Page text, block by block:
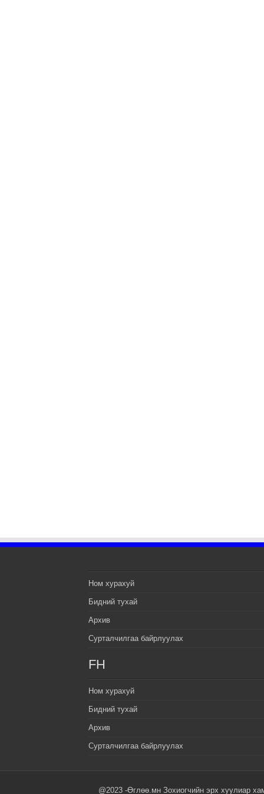
Ном хурахуй
Бидний тухай
Архив
Сурталчилгаа байрлуулах
FH
Ном хурахуй
Бидний тухай
Архив
Сурталчилгаа байрлуулах
@2023 -Өглөө.мн Зохиогчийн эрх хуулиар